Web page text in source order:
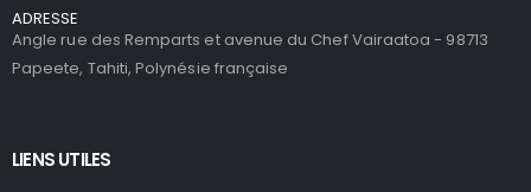
ADRESSE
Angle rue des Remparts et avenue du Chef Vairaatoa - 98713
Papeete, Tahiti, Polynésie française
LIENS UTILES